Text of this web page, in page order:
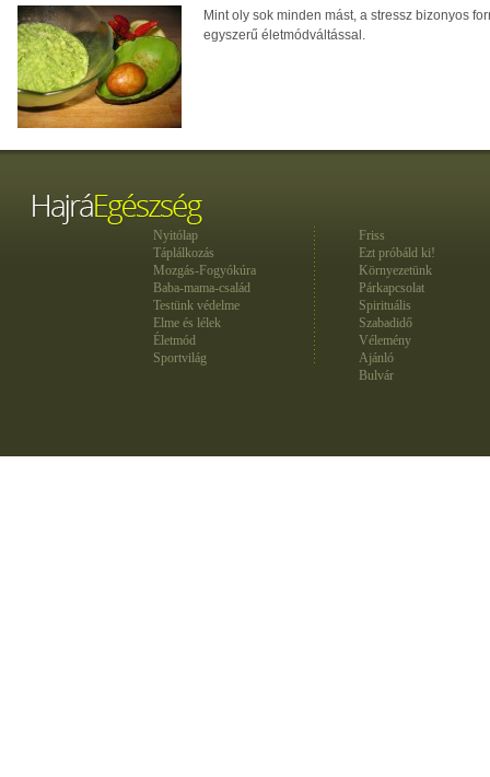
Mint oly sok minden mást, a stressz bizonyos
egyszerű életmódváltással.
Nyitólap
Táplálkozás
Mozgás-Fogyókúra
Baba-mama-család
Testünk védelme
Elme és lélek
Életmód
Sportvilág
Friss
Ezt próbáld ki!
Környezetünk
Párkapcsolat
Spirituális
Szabadidő
Vélemény
Ajánló
Bulvár